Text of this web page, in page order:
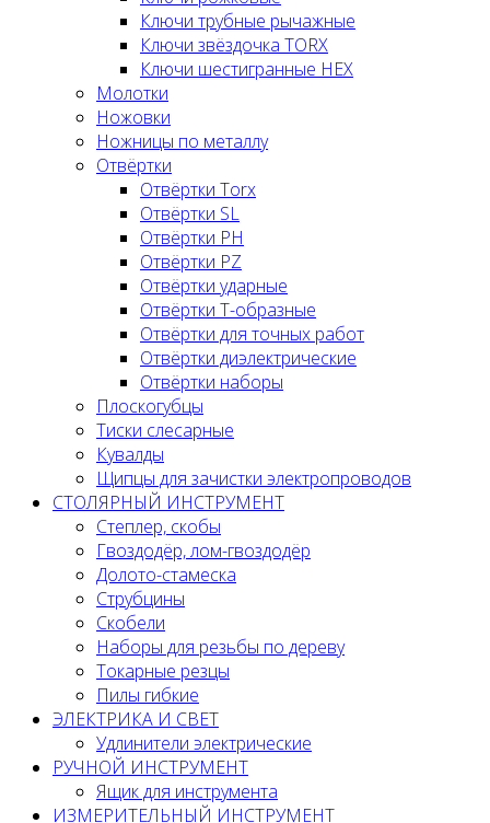
Ключи трубные рычажные
Ключи звёздочка TORX
Ключи шестигранные HEX
Молотки
Ножовки
Ножницы по металлу
Отвёртки
Отвёртки Torx
Отвёртки SL
Отвёртки PH
Отвёртки PZ
Отвёртки ударные
Отвёртки Т-образные
Отвёртки для точных работ
Отвёртки диэлектрические
Отвёртки наборы
Плоскогубцы
Тиски слесарные
Кувалды
Щипцы для зачистки электропроводов
СТОЛЯРНЫЙ ИНСТРУМЕНТ
Степлер, скобы
Гвоздодёр, лом-гвоздодёр
Долото-стамеска
Струбцины
Скобели
Наборы для резьбы по дереву
Токарные резцы
Пилы гибкие
ЭЛЕКТРИКА И СВЕТ
Удлинители электрические
РУЧНОЙ ИНСТРУМЕНТ
Ящик для инструмента
ИЗМЕРИТЕЛЬНЫЙ ИНСТРУМЕНТ